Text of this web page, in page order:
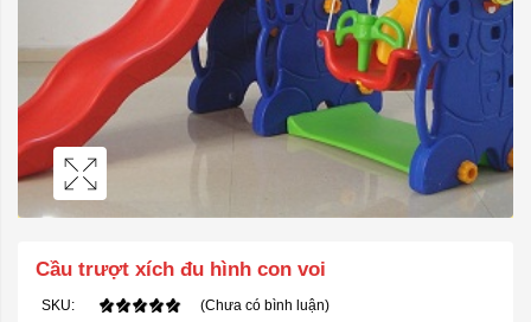
Cầu trượt xích đu hình con voi
SKU: (Chưa có bình luận)